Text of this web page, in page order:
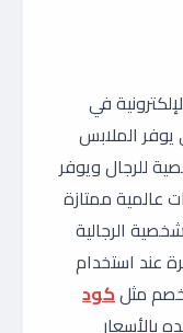
في
يوفر الملابس
للرجال ويوفر
عالمية ممتازة
الرجالية
عند استخدام
مثلكود
بالأسعار